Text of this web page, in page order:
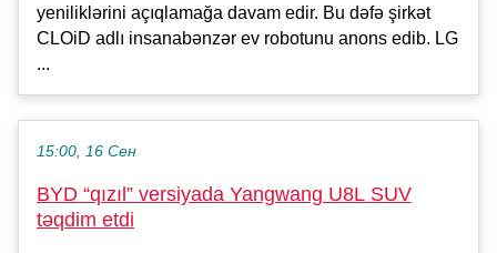
yeniliklərini açıqlamağa davam edir. Bu dəfə şirkət
CLOiD adlı insanabənzər ev robotunu anons edib. LG
...
15:00, 16 Сен
BYD “qızıl” versiyada Yangwang U8L SUV
təqdim etdi